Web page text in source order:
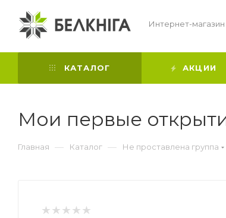
Интернет-магазин
КАТАЛОГ АКЦИИ
Мои первые
Главная — Каталог — Не проставлена группа